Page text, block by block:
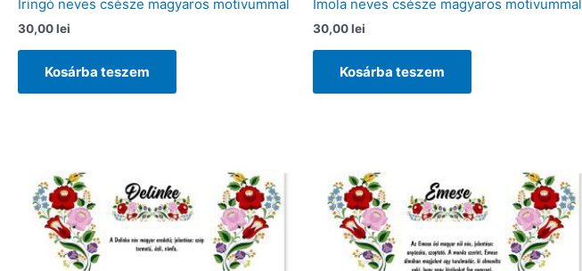
Iringó neves csésze magyaros motivummal
30,00lei
Kosárba teszem
Imola neves csésze magyaros motivummal
30,00lei
Kosárba teszem